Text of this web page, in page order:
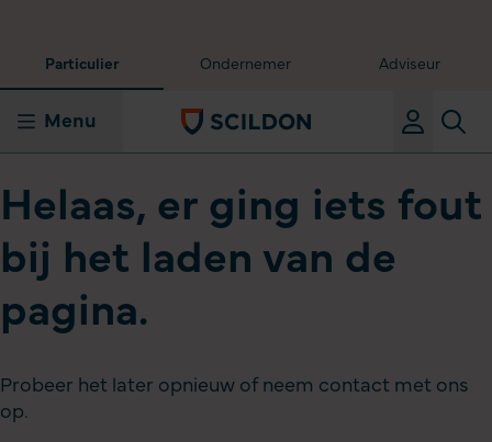
Particulier Ondernemer Adviseur
Menu
Helaas, er ging iets fout
bij het laden van de
pagina.
Probeer het later opnieuw of neem contact met ons
op.